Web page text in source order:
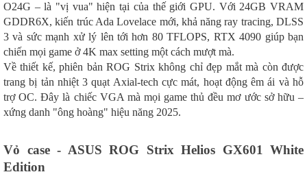
O24G – là "vị vua" hiện tại của thế giới GPU. Với 24GB VRAM
GDDR6X, kiến trúc Ada Lovelace mới, khả năng ray tracing, DLSS
3 và sức mạnh xử lý lên tới hơn 80 TFLOPS, RTX 4090 giúp bạn
chiến mọi game ở 4K max setting một cách mượt mà.
Về thiết kế, phiên bản ROG Strix không chỉ đẹp mắt mà còn được
trang bị tản nhiệt 3 quạt Axial-tech cực mát, hoạt động êm ái và hỗ
trợ OC. Đây là chiếc VGA mà mọi game thủ đều mơ ước sở hữu –
xứng danh "ông hoàng" hiệu năng 2025.
Vỏ case - ASUS ROG Strix Helios GX601 White
Edition